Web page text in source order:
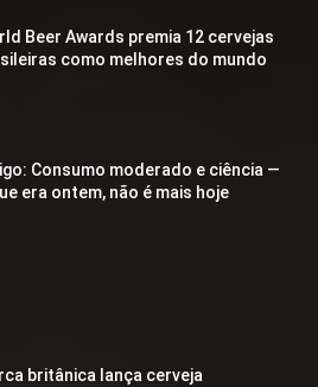
Beer Awards premia 12 cervejas
como melhores do mundo
Consumo moderado e ciência —
era ontem, não é mais hoje
britânica lança cerveja